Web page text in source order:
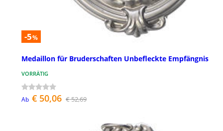
-5%
Medaillon für Bruderschaften Unbefleckte Empfängnis
VORRÄTIG
Ab € 50,06 € 52,69